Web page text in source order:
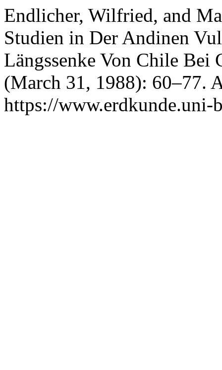
Endlicher, Wilfried, and
Studien in Der Andinen
Längssenke Von Chile Bei
(March 31, 1988): 60–77.
https://www.erdkunde.uni-